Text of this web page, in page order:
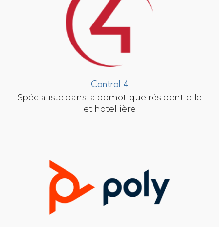
Control 4
Spécialiste dans la domotique résidentielle
et hotellière